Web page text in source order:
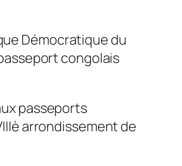
Démocratique du
congolais
passeports
arrondissement de